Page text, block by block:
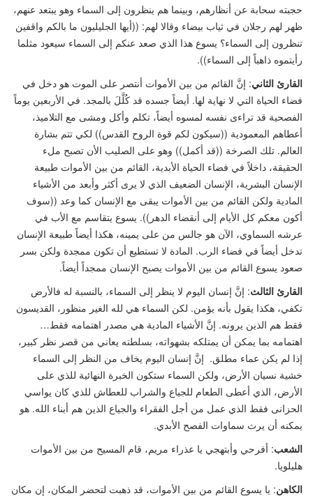
حجبته سحابة عن أنظارهم، وبينما هم ينظرون إلى السماء وهو يبتعد عنهم،
ظهر لهم رجلان في ثياب بيضاء وقالا لهم: ((أيها الجليليون ما بالكم واقفين
تنظرون إلى السماء؟ يسوع هذا الذي صعد عنكم إلى السماء سيعود مثلما
رأيتموه ذاهباً إلى السماء))
.
القارئ الثاني: إنَّ القائم من بين الأموات أنتصر على الموت هو دخل في
فضاء الحياة التي لا نهاية لها. أيضاً جسده قد كُلَّلَ بالمجد. في الأربعين يوماً
الفصحية قد تراءى نفسه لمسوه أيضاً، تكلم وأكل ومشى مع التلاميذ،
أعطاهم المعمودية ((سيكون لكم قوة الروح القدس)) لكي تتم بشارة
العالم. تلك الصرخة ((قد أكمل)) وهو على الصليب الأن تصبح ملء
الحقيقة، داخلاً في فضاء الحياة الأبدية، القائم من بين الأموات طبيعة
الإنسان البشرية، الإنسان الضعيف الذي لا يرى أكثر وأبعد من الأشياء
المادية ولكن القائم من بين الأموات يبقى مع الإنسان كما وعد ((سوف
أكون معكم كل الأيام إلى أنقضاء الدهر )). يسوع يتقاسم مع الأب في
عرشه السماوي، الآن هو جالس من على يمينه، هكذا أيضاً طبيعة الإنسان
تدخل أيضاً في فضاء الرب. المادة لا تستطيع أن تكون ممجدة ولكن بسر
صعود يسوع القائم من بين الأموات يصبح الإنسان ممجداً أيضاً.
القارئ الثالث: إنَّ إنسان اليوم لا ينظر إلى السماء، بالنسبة له فالأرض
تكفي، هكذا يقول بأنه يؤمن. لكن السماء هي لله الغير منظور، القديسون
فقط هم الذين يرونه. إنَّ الأشياء المادية هي مصدر اهتمامه فقط…
اهتمامه بما يمكن أن يمتلكه بشهواته، بسلطته يعاني من قصر نظر كبير،
إذا لم يكن عماء مطلق. إنَّ إنسان اليوم يخاف من النظر إلى السماء
خشية نسيان الأرض، ولكن السماء ستكون الخبرة النهائية للذي على
الأرض، الذي أعطى الطعام للجياع والشراب للعطاش للذي كان يواسي
الحزانى فقط الذي عمل من أجل الفقراء والجياع الذين هم أبناء الله. هو
يمكنه أن يرث سماوات الفصح الأبدي.
الشعب: أفرحي وأبتهجي يا عذراء مريم، قام المسيح من بين الأموات
هليلويا.
الكاهن: يا يسوع القائم من بين الأموات، قد ذهبت لتحضر المكان، إن مكان